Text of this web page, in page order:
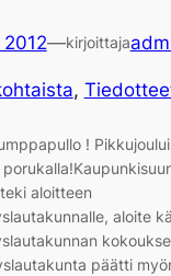
—kirjoittaja
,
!
aloitteen
aloite
päätti